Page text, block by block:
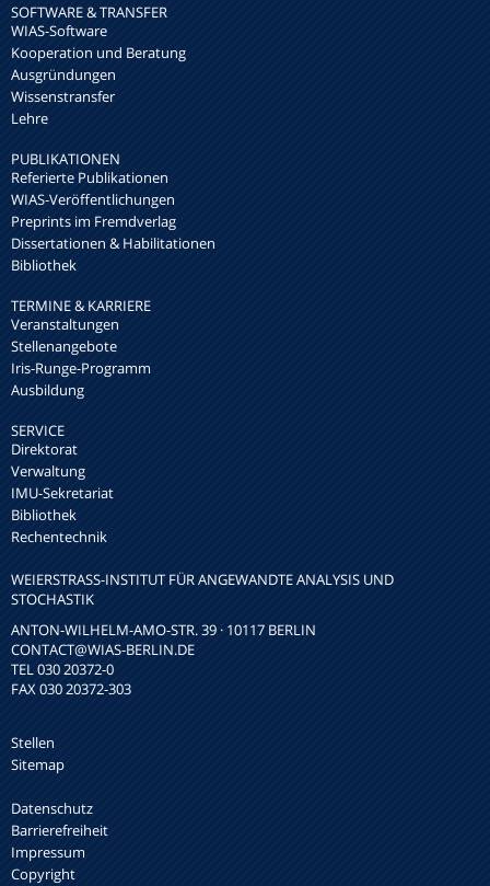
SOFTWARE & TRANSFER
WIAS-Software
Kooperation und Beratung
Ausgründungen
Wissenstransfer
Lehre
PUBLIKATIONEN
Referierte Publikationen
WIAS-Veröffentlichungen
Preprints im Fremdverlag
Dissertationen & Habilitationen
Bibliothek
TERMINE & KARRIERE
Veranstaltungen
Stellenangebote
Iris-Runge-Programm
Ausbildung
SERVICE
Direktorat
Verwaltung
IMU-Sekretariat
Bibliothek
Rechentechnik
WEIERSTRASS-INSTITUT FÜR ANGEWANDTE ANALYSIS UND S
TOCHASTIK
ANTON-WILHELM-AMO-STR. 39 · 10117 BERLIN
CONTACT@WIAS-BERLIN.DE
TEL 030 20372-0
FAX 030 20372-303
Stellen
Sitemap
Datenschutz
Barrierefreiheit
Impressum
Copyright